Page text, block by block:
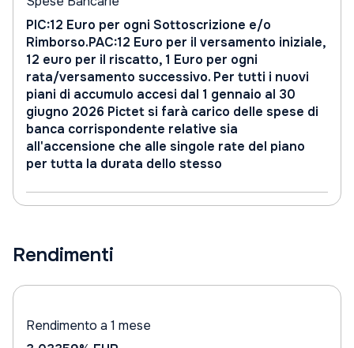
PIC:12 Euro per ogni Sottoscrizione e/o
Rimborso.PAC:12 Euro per il versamento iniziale,
12 euro per il riscatto, 1 Euro per ogni
rata/versamento successivo. Per tutti i nuovi
piani di accumulo accesi dal 1 gennaio al 30
giugno 2026 Pictet si farà carico delle spese di
banca corrispondente relative sia
all'accensione che alle singole rate del piano
per tutta la durata dello stesso
Rendimenti
Rendimento a 1 mese